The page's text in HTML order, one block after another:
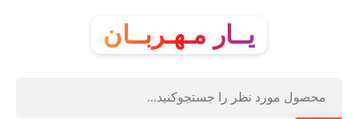
یــار مـهـربــان